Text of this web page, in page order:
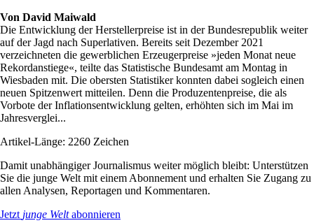
Von David Maiwald
Die Entwicklung der Herstellerpreise ist in der Bundesrepublik weiter
auf der Jagd nach Superlativen. Bereits seit Dezember 2021
verzeichneten die gewerblichen Erzeugerpreise »jeden Monat neue
Rekordanstiege«, teilte das Statistische Bundesamt am Montag in
Wiesbaden mit. Die obersten Statistiker konnten dabei sogleich einen
neuen Spitzenwert mitteilen. Denn die Produzentenpreise, die als
Vorbote der Inflationsentwicklung gelten, erhöhten sich im Mai im
Jahresverglei...
Artikel-Länge: 2260 Zeichen
Damit unabhängiger Journalismus weiter möglich bleibt: Unterstützen
Sie die junge Welt mit einem Abonnement und erhalten Sie Zugang zu
allen Analysen, Reportagen und Kommentaren.
Jetzt junge Weltabonnieren